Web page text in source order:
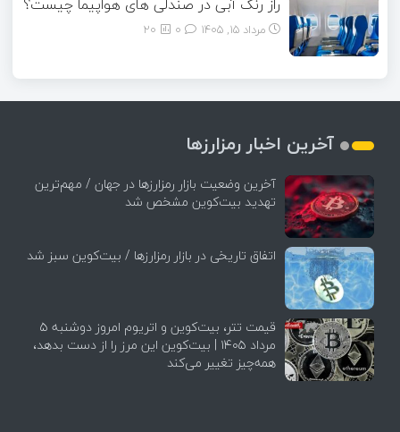
مرداد ۱۵, ۱۴۰۵ 20
آخرین اخبار رمزارزها
آخرین وضعیت بازار رمزارزها در جهان / مهم‌ترین
تهدید بیت‌کوین مشخص شد
اتفاق تاریخی در بازار رمزارزها / بیت‌کوین سبز شد
قیمت تتر، بیت‌کوین و اتریوم امروز دوشنبه ۵
مرداد ۱۴۰۵ | بیت‌کوین این مرز را از دست بدهد،
همه‌چیز تغییر می‌کند